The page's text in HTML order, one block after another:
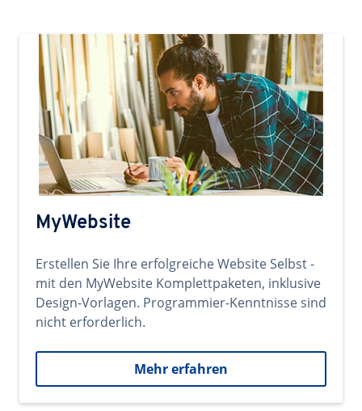
MyWebsite
Erstellen Sie Ihre erfolgreiche Website Selbst -
mit den MyWebsite Komplettpaketen, inklusive
Design-Vorlagen. Programmier-Kenntnisse sind
nicht erforderlich.
Mehr erfahren